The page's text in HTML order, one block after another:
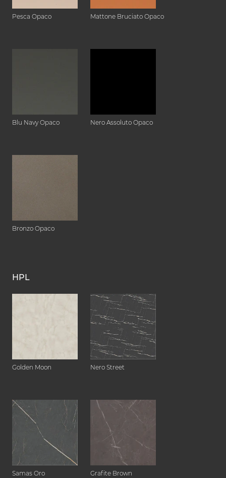
Pesca Opaco Mattone Bruciato Opaco
Blu Navy Opaco Nero Assoluto Opaco
Bronzo Opaco
HPL
Golden Moon Nero Street
Samas Oro Grafite Brown